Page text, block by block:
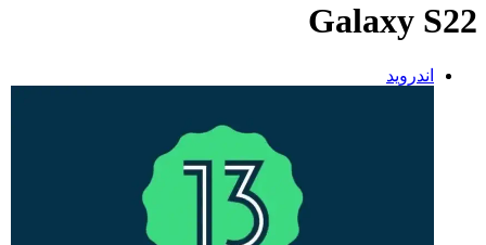
Galaxy S22
اندروید